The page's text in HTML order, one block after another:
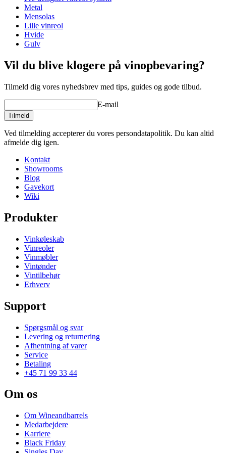
Se eksempler på indretning med WINEREX vinreoler her.
Lav din egen opstilling med disse moduler i vores online værktøj til
indretning af vinkælder (åbner nyt vindue og kræver flash
installeret)
Dybde (cm)64
Vægt (kg)
Metal
Mensolas
Lille vinreol
Hvide
Gulv
Vil du blive klogere på vinopbevaring?
Tilmeld dig vores nyhedsbrev med tips, guides og gode tilbud.
E-mail
Tilmeld
Ved tilmelding accepterer du vores persondatapolitik. Du kan altid
afmelde dig igen.
Kontakt
Showrooms
Blog
Gavekort
Wiki
Produkter
Vinkøleskab
Vinreoler
Vinmøbler
Vintønder
Vintilbehør
Erhverv
Support
Spørgsmål og svar
Levering og returnering
Afhentning af varer
Service
Betaling
+45 71 99 33 44
Om os
Om Wineandbarrels
Medarbejdere
Karriere
Black Friday